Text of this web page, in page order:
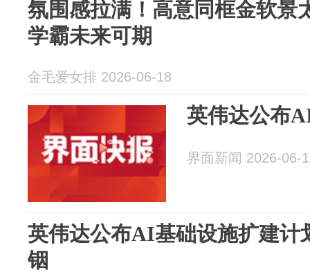
氛围感拉满！高意同框金软景
学霸未来可期
金毛爱女排 2026-06-18
英伟达公布
界面新闻 2026-06-
英伟达公布AI基础设施扩建计
铟